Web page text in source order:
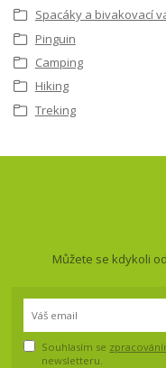
Spacáky a bivakovací
Pinguin
Camping
Hiking
Treking
Můžete se kdykoli
Souhlasím se
newsletteru.